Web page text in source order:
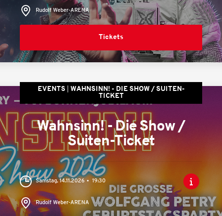
Rudolf Weber-ARENA
Tickets
EVENTS
WAHNSINN! - DIE SHOW / SUITEN-
TICKET
Wahnsinn! - Die Show /
Suiten-Ticket
Samstag, 14.11.2026 19:30
Rudolf Weber-ARENA